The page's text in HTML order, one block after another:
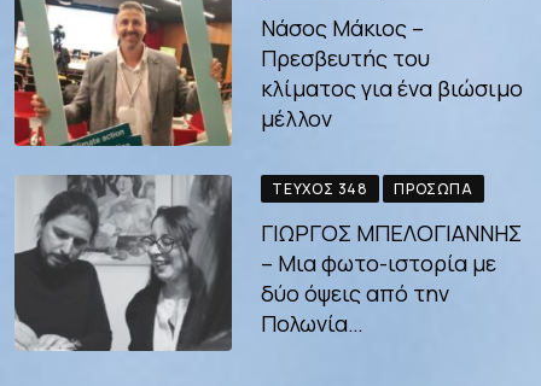
Νάσος Μάκιος –
Πρεσβευτής του
κλίματος για ένα βιώσιμο
μέλλον
ΤΕΎΧΟΣ 348 ΠΡΌΣΩΠΑ
ΓΙΩΡΓΟΣ ΜΠΕΛΟΓΙΑΝΝΗΣ
– Μια φωτο-ιστορία με
δύο όψεις από την
Πολωνία…